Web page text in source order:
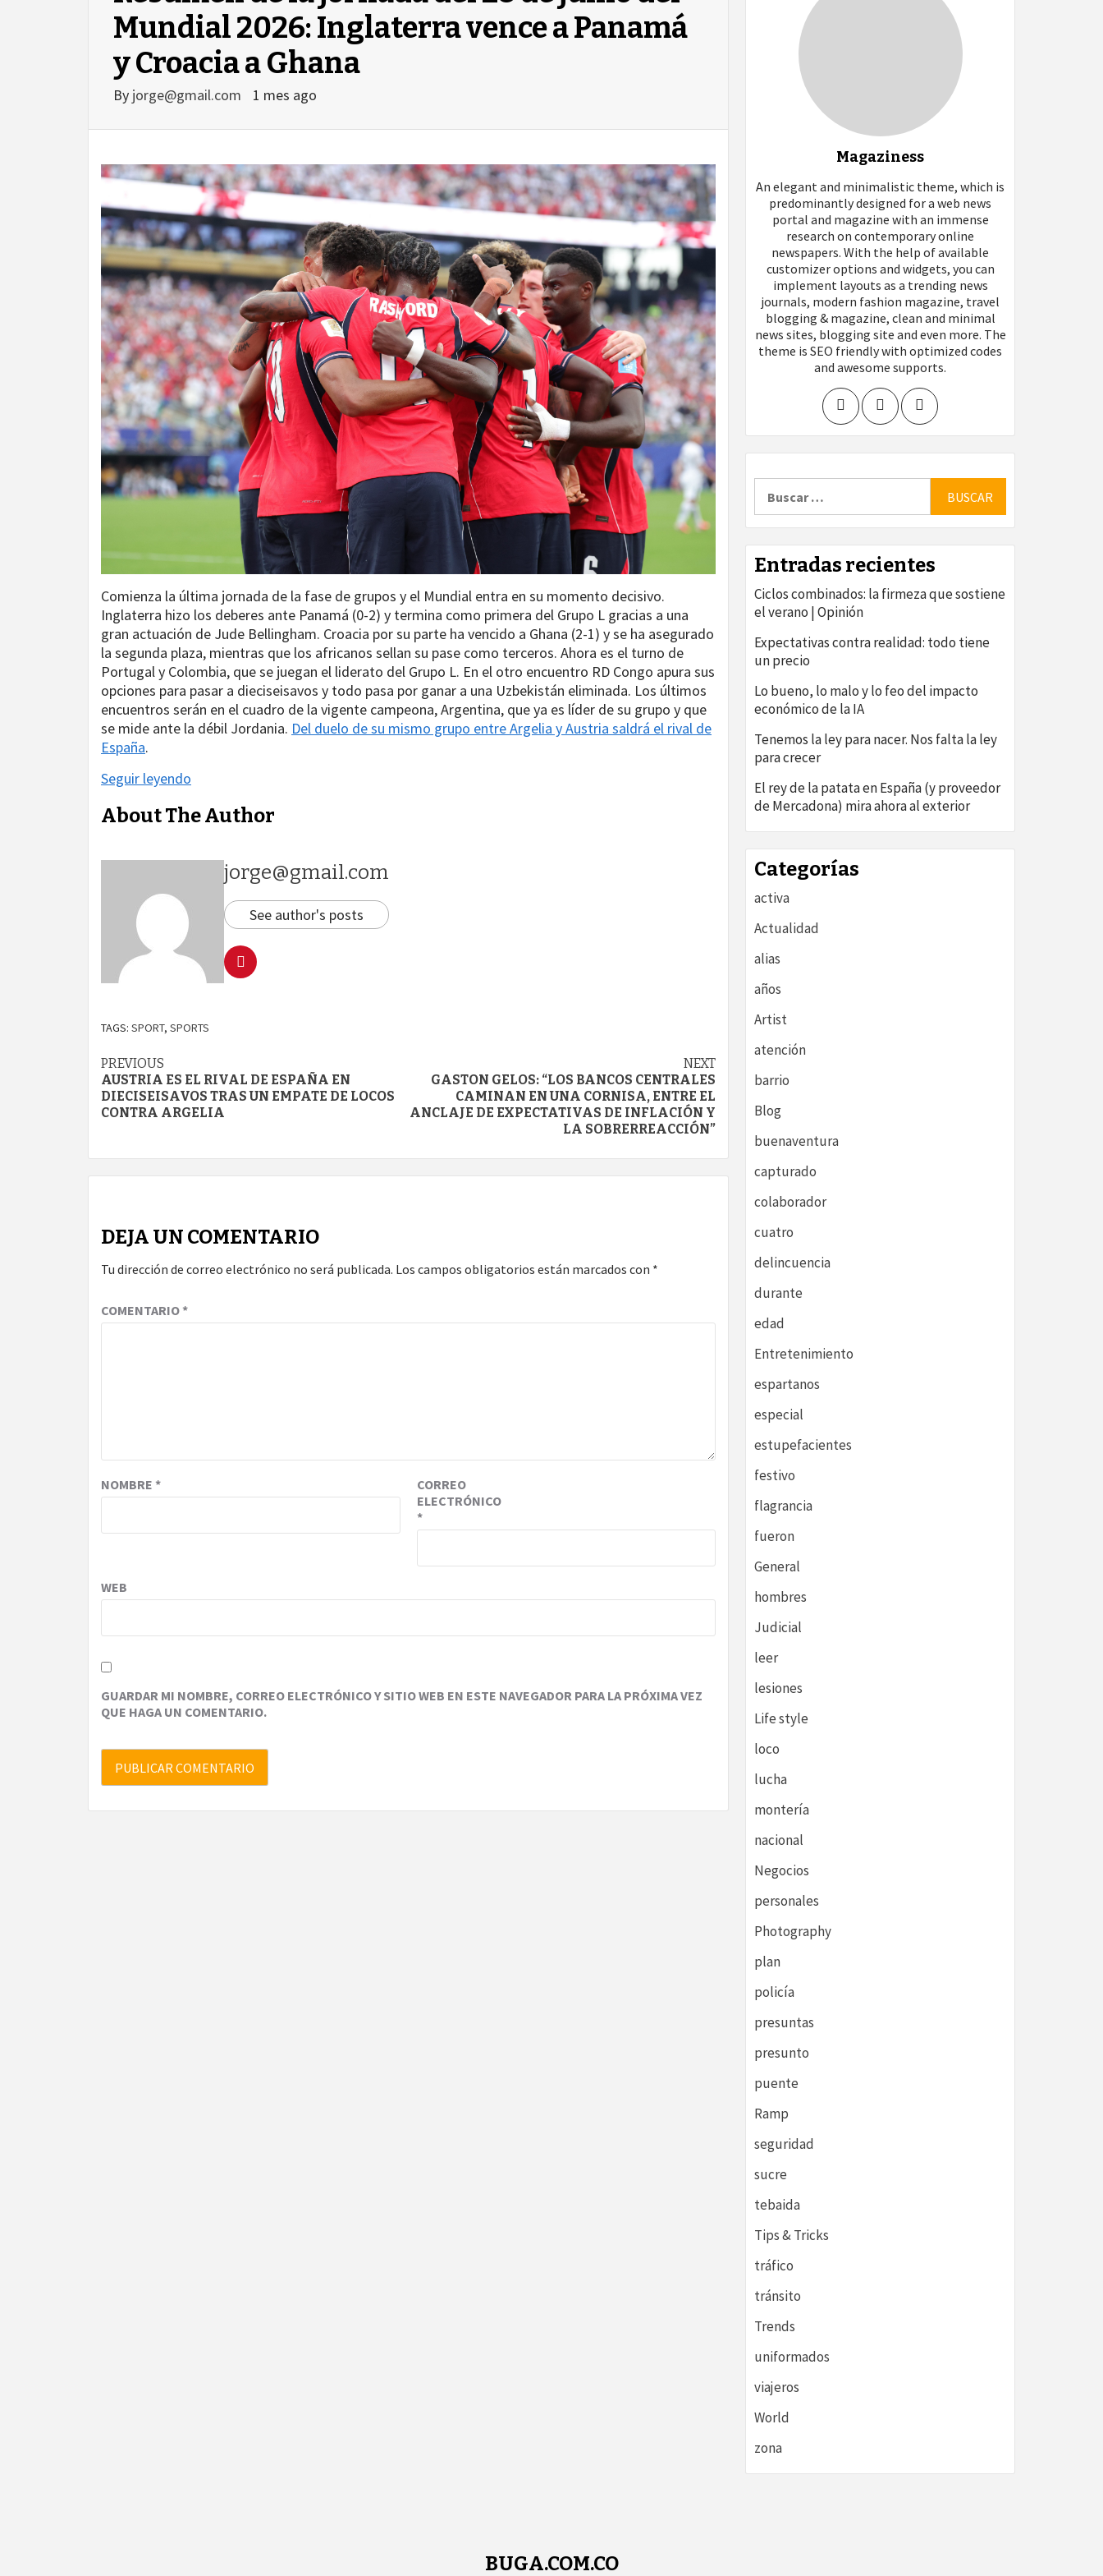
Mundial 2026: Inglaterra vence a Panamá
y Croacia a Ghana
By jorge@gmail.com 1 mes ago
Comienza la última jornada de la fase de grupos y el Mundial entra en su momento decisivo.
Inglaterra hizo los deberes ante Panamá (0-2) y termina como primera del Grupo L gracias a una
gran actuación de Jude Bellingham. Croacia por su parte ha vencido a Ghana (2-1) y se ha asegurado
la segunda plaza, mientras que los africanos sellan su pase como terceros. Ahora es el turno de
Portugal y Colombia, que se juegan el liderato del Grupo L. En el otro encuentro RD Congo apura sus
opciones para pasar a dieciseisavos y todo pasa por ganar a una Uzbekistán eliminada. Los últimos
encuentros serán en el cuadro de la vigente campeona, Argentina, que ya es líder de su grupo y que
se mide ante la débil Jordania. Del duelo de su mismo grupo entre Argelia y Austria saldrá el rival de
España.
Seguir leyendo
About The Author
jorge@gmail.com
See author's posts
TAGS: SPORT, SPORTS
Continue
Reading
PREVIOUS
AUSTRIA ES EL RIVAL DE ESPAÑA EN
DIECISEISAVOS TRAS UN EMPATE DE LOCOS
CONTRA ARGELIA
NEXT
GASTON GELOS: “LOS BANCOS CENTRALES
CAMINAN EN UNA CORNISA, ENTRE EL
ANCLAJE DE EXPECTATIVAS DE INFLACIÓN Y
LA SOBRERREACCIÓN”
DEJA UN COMENTARIO
Tu dirección de correo electrónico no será publicada. Los campos obligatorios están marcados con *
COMENTARIO*
NOMBRE *
CORREO
ELECTRÓNICO
*
WEB
GUARDAR MI NOMBRE, CORREO ELECTRÓNICO Y SITIO WEB EN ESTE NAVEGADOR PARA LA PRÓXIMA VEZ
QUE HAGA UN COMENTARIO.
Magaziness
An elegant and minimalistic theme, which is
predominantly designed for a web news
portal and magazine with an immense
research on contemporary online
newspapers. With the help of available
customizer options and widgets, you can
implement layouts as a trending news
journals, modern fashion magazine, travel
blogging & magazine, clean and minimal
news sites, blogging site and even more. The
theme is SEO friendly with optimized codes
and awesome supports.
Entradas recientes
Ciclos combinados: la firmeza que sostiene
el verano | Opinión
Expectativas contra realidad: todo tiene
un precio
Lo bueno, lo malo y lo feo del impacto
económico de la IA
Tenemos la ley para nacer. Nos falta la ley
para crecer
El rey de la patata en España (y proveedor
de Mercadona) mira ahora al exterior
Categorías
activa
Actualidad
alias
años
Artist
atención
barrio
Blog
buenaventura
capturado
colaborador
cuatro
delincuencia
durante
edad
Entretenimiento
espartanos
especial
estupefacientes
festivo
flagrancia
fueron
General
hombres
Judicial
leer
lesiones
Life style
loco
lucha
montería
nacional
Negocios
personales
Photography
plan
policía
presuntas
presunto
puente
Ramp
seguridad
sucre
tebaida
Tips & Tricks
tráfico
tránsito
Trends
uniformados
viajeros
World
zona
BUGA.COM.CO